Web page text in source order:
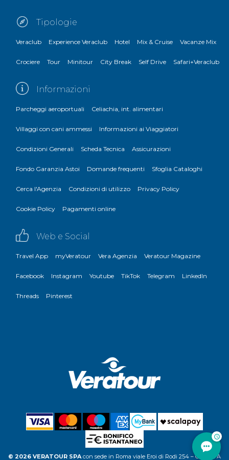
Tipologie
Veraclub Experience Veraclub Hotel Mix & Cruise Vacanze Mix
Crociere Tour Minitour City Break Self Drive Safari+Veraclub
Informazioni
Parcheggi aeroportuali Celiachia, int. alimentari
Villaggi con cani ammessi Informazioni ai Viaggiatori
Condizioni Generali Scheda Tecnica Assicurazioni
Fondo Garanzia Astoi Domande frequenti Sfoglia Cataloghi
Cerca l'Agenzia Condizioni di utilizzo Privacy Policy
Cookie Policy Pagamenti online
Web e Social
Travel App myVeratour Vera Agenzia Veratour Magazine
Facebook Instagram Youtube TikTok Telegram LinkedIn
Threads Pinterest
© 2026 VERATOUR SPAcon sede in Roma viale Eroi di Rodi 254 – C.F. P.IVA